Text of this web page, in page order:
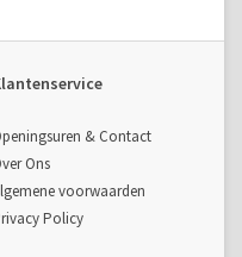
& Contact
Ons
voorwaarden
Policy